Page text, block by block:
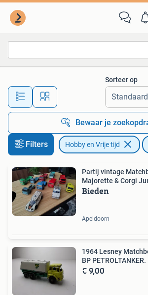
Alle afstanden…
Sorteer op
Bewaar je
Filters Hobby en Vrije tijd
Partij vintage
Majorette & Corgi
Bieden
Apeldoorn
1964 Lesney
BP PETROLTANKER.
€ 9,00